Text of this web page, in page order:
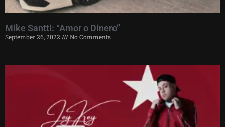
Mike Santti: “Amor o Dinero”
September 26, 2022 No Comments